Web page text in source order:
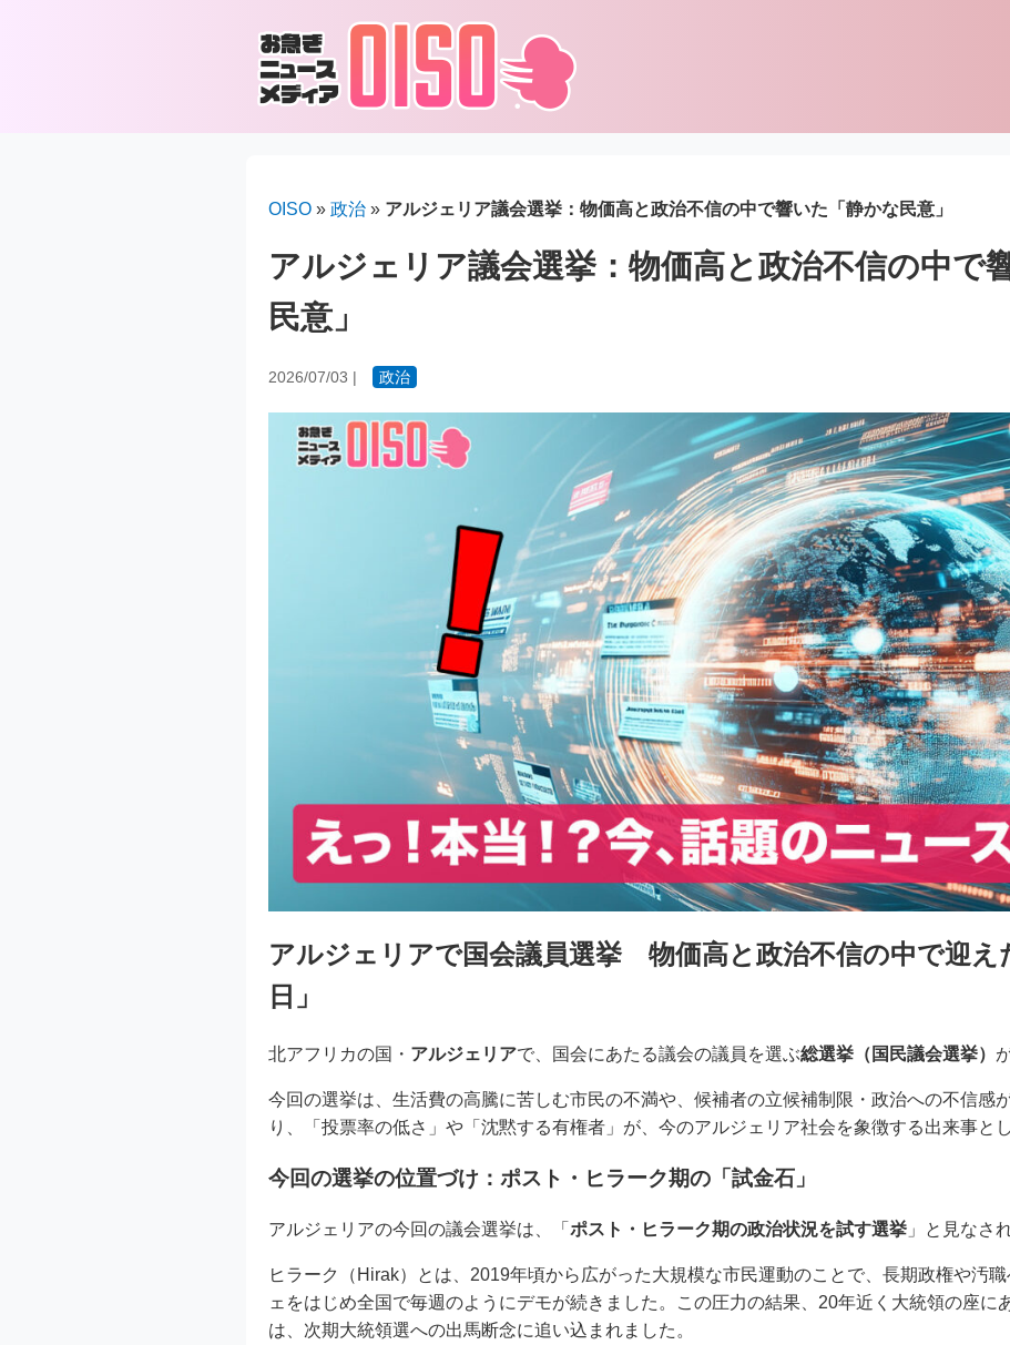
OISO » 政治 » アルジェリア議会選挙：物価高と政治不信の中で響いた「静かな民意」
アルジェリア議会選挙：物価高と政治不信の中で
民意」
2026/07/03 | 政治
アルジェリアで国会議員選挙 物価高と政治不信の中で迎え
日」
北アフリカの国・ アルジェリアで、国会にあたる議会の議員を選ぶ総選挙（国民議会選挙）
今回の選挙は、生活費の高騰に苦しむ市民の不満や、候補者の立候補制限・政治への不信感
り、「投票率の低さ」や「沈黙する有権者」が、今のアルジェリア社会を象徴する出来事と
今回の選挙の位置づけ：ポスト・ヒラーク期の「試金石」
アルジェリアの今回の議会選挙は、「 ポスト・ヒラーク期の政治状況を試す選挙 」と見なさ
ヒラーク（Hirak）とは、2019年頃から広がった大規模な市民運動のことで、長期政権や汚
ェをはじめ全国で毎週のようにデモが続きました。この圧力の結果、20年近く大統領の座に
は、次期大統領選への出馬断念に追い込まれました。